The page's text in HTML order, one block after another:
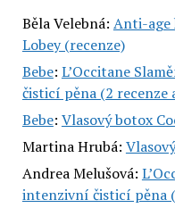
Běla Velebná: Anti-age
Lobey (recenze)
Bebe: L’Occitane
čisticí pěna (2 recenze
Bebe: Vlasový botox
Martina Hrubá:
Andrea Melušová:
intenzivní čisticí pěna